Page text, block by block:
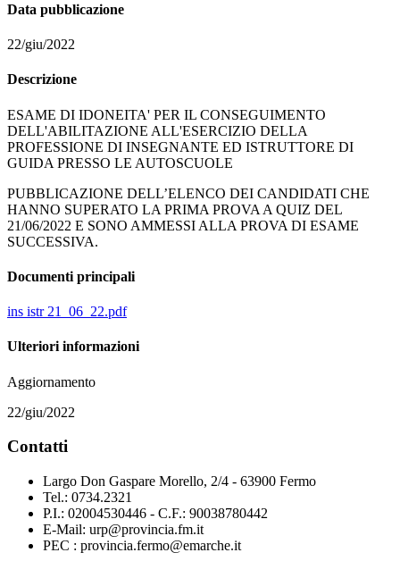
Data pubblicazione
22/giu/2022
Descrizione
ESAME DI IDONEITA' PER IL CONSEGUIMENTO
DELL'ABILITAZIONE ALL'ESERCIZIO DELLA
PROFESSIONE DI INSEGNANTE ED ISTRUTTORE DI
GUIDA PRESSO LE AUTOSCUOLE
PUBBLICAZIONE DELL’ELENCO DEI CANDIDATI CHE
HANNO SUPERATO LA PRIMA PROVA A QUIZ DEL
21/06/2022 E SONO AMMESSI ALLA PROVA DI ESAME
SUCCESSIVA.
Documenti principali
ins istr 21_06_22.pdf
Ulteriori informazioni
Aggiornamento
22/giu/2022
Contatti
Largo Don Gaspare Morello, 2/4 - 63900 Fermo
Tel.: 0734.2321
P.I.: 02004530446 - C.F.: 90038780442
E-Mail: urp@provincia.fm.it
PEC : provincia.fermo@emarche.it